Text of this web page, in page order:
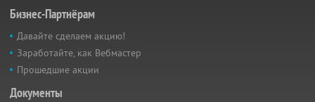
Бизнес-Партнёрам
Давайте сделаем акцию!
Заработайте, как Вебмастер
Прошедшие акции
Документы